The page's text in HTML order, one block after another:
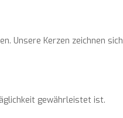
Unsere Kerzen zeichnen sich
gewährleistet ist.